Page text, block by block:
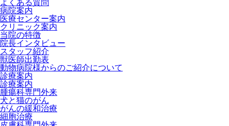
よくある質問
病院案内
医療センター案内
クリニック案内
当院の特徴
院長インタビュー
スタッフ紹介
獣医師出勤表
動物病院様からのご紹介について
診療案内
診療案内
腫瘍科専門外来
犬と猫のがん
がんの緩和治療
細胞治療